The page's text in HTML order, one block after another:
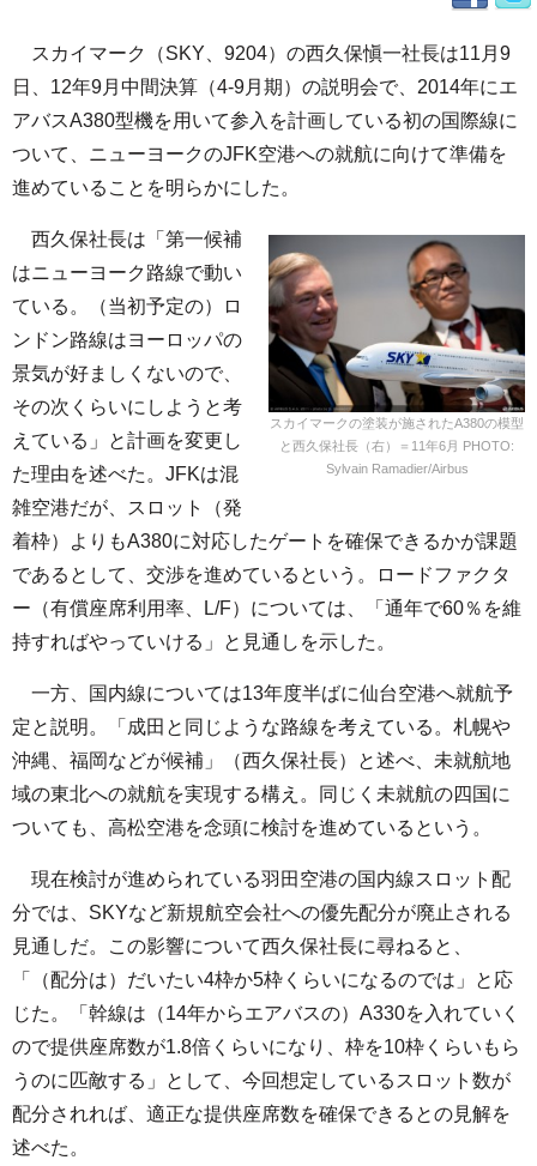
スカイマーク（SKY、9204）の西久保愼一社長は11月9
日、12年9月中間決算（4-9月期）の説明会で、2014年にエ
アバスA380型機を用いて参入を計画している初の国際線に
ついて、ニューヨークのJFK空港への就航に向けて準備を
進めていることを明らかにした。
スカイマークの塗装が施されたA380の模型
と西久保社長（右）＝11年6月 PHOTO:
Sylvain Ramadier/Airbus
西久保社長は「第一候補
はニューヨーク路線で動い
ている。（当初予定の）ロ
ンドン路線はヨーロッパの
景気が好ましくないので、
その次くらいにしようと考
えている」と計画を変更し
た理由を述べた。JFKは混
雑空港だが、スロット（発
着枠）よりもA380に対応したゲートを確保できるかが課題
であるとして、交渉を進めているという。ロードファクタ
ー（有償座席利用率、L/F）については、「通年で60％を維
持すればやっていける」と見通しを示した。
一方、国内線については13年度半ばに仙台空港へ就航予
定と説明。「成田と同じような路線を考えている。札幌や
沖縄、福岡などが候補」（西久保社長）と述べ、未就航地
域の東北への就航を実現する構え。同じく未就航の四国に
ついても、高松空港を念頭に検討を進めているという。
現在検討が進められている羽田空港の国内線スロット配
分では、SKYなど新規航空会社への優先配分が廃止される
見通しだ。この影響について西久保社長に尋ねると、
「（配分は）だいたい4枠か5枠くらいになるのでは」と応
じた。「幹線は（14年からエアバスの）A330を入れていく
ので提供座席数が1.8倍くらいになり、枠を10枠くらいもら
うのに匹敵する」として、今回想定しているスロット数が
配分されれば、適正な提供座席数を確保できるとの見解を
述べた。